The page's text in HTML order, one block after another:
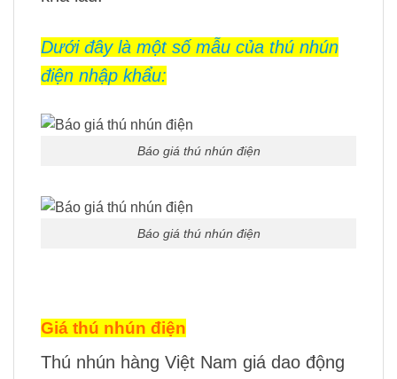
Dưới đây là một số mẫu của thú nhún
điện nhập khẩu:
Báo giá thú nhún điện
Báo giá thú nhún điện
Giá thú nhún điện
Thú nhún hàng Việt Nam giá dao động